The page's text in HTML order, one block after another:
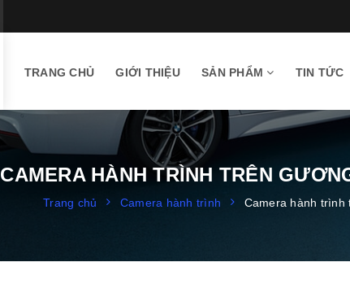
TRANG CHỦ GIỚI THIỆU SẢN PHẨM TIN TỨC
CAMERA HÀNH TRÌNH TRÊN
Trang chủ Camera hành trình Camera hành trình